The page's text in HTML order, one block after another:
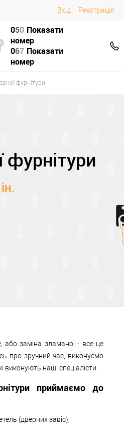
Вхід Реєстрація
050 Показати
номер
067 Показати
номер
фурнітури
фурнітури
або заміна зламаної - все це
про зручний час, виконуємо
виконують наші спеціалісти.
приймаємо до
(дверних завіс);